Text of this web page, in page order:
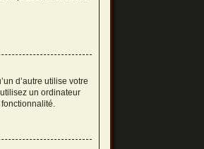
d’autre utilise votre
un ordinateur